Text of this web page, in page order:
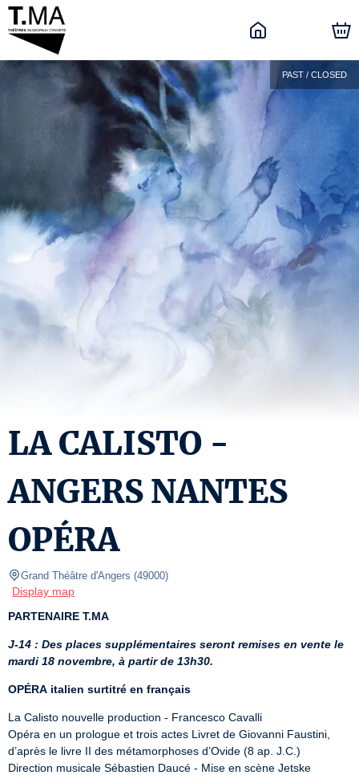
PAST / CLOSED
LA CALISTO -
ANGERS NANTES
OPÉRA
Grand Théâtre d'Angers (49000)
Display map
PARTENAIRE T.MA
J-14 : Des places supplémentaires seront remises en vente le
mardi 18 novembre, à partir de 13h30.
OPÉRA italien surtitré en français
La Calisto nouvelle production - Francesco Cavalli
Opéra en un prologue et trois actes Livret de Giovanni Faustini,
d’après le livre II des métamorphoses d’Ovide (8 ap. J.C.)
Direction musicale Sébastien Daucé - Mise en scène Jetske